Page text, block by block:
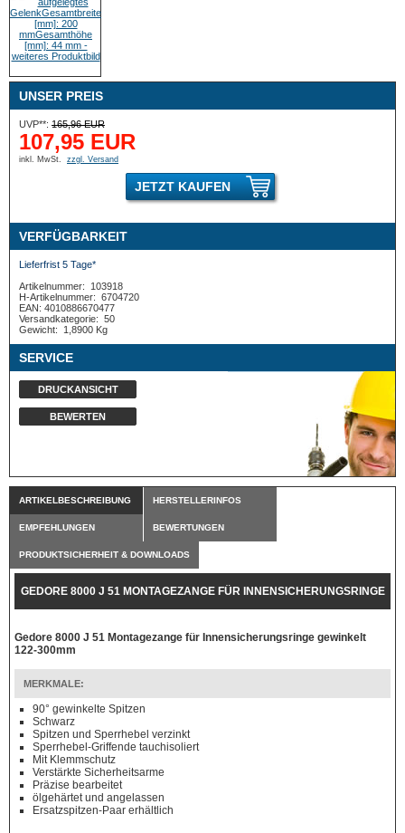
UNSER PREIS
UVP**: 165,96 EUR
107,95 EUR
inkl. MwSt. zzgl. Versand
JETZT KAUFEN
VERFÜGBARKEIT
Lieferfrist 5 Tage*
Artikelnummer:
103918
H-Artikelnummer: 6704720
EAN: 4010886670477
Versandkategorie: 50
Gewicht:
1,8900 Kg
SERVICE
DRUCKANSICHT
BEWERTEN
ARTIKELBESCHREIBUNG HERSTELLERINFOS
EMPFEHLUNGEN BEWERTUNGEN
PRODUKTSICHERHEIT & DOWNLOADS
GEDORE 8000 J 51 MONTAGEZANGE FÜR INNENSICHERUNGSRINGE
Gedore 8000 J 51 Montagezange für Innensicherungsringe gewinkelt
122-300mm
MERKMALE:
90° gewinkelte Spitzen
Schwarz
Spitzen und Sperrhebel verzinkt
Sperrhebel-Griffende tauchisoliert
Mit Klemmschutz
Verstärkte Sicherheitsarme
Präzise bearbeitet
ölgehärtet und angelassen
Ersatzspitzen-Paar erhältlich